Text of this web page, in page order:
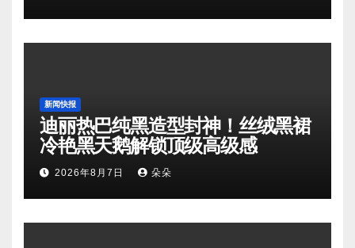
新闻快报
迪丽热巴纯黑造型封神！丝绒黑裙
冷艳黑天鹅解锁顶级高级感
2026年8月7日 朵朵